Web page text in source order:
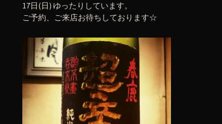
17日(日) ゆったりしています。
ご予約、ご来店お待ちしております☆